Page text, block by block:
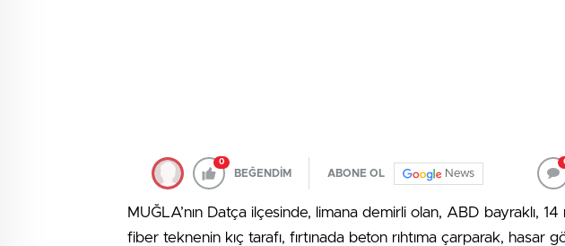
0
BEĞENDİM ABONE OL News
MUĞLA’nın Datça ilçesinde, limana demirli olan, ABD bayraklı, 14
fiber teknenin kıç tarafı, fırtınada beton rıhtıma çarparak, hasar